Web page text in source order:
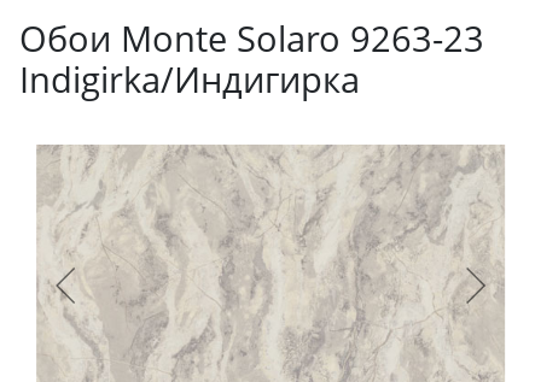
Обои Monte Solaro 9263-23
Indigirka/Индигирка